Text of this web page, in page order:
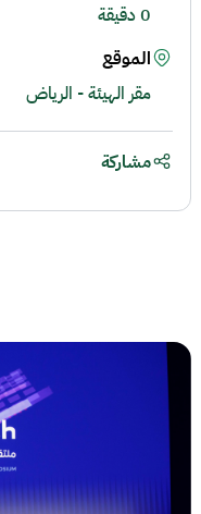
0 دقيقة
الموقع
مقر الهيئة - الرياض
مشاركة